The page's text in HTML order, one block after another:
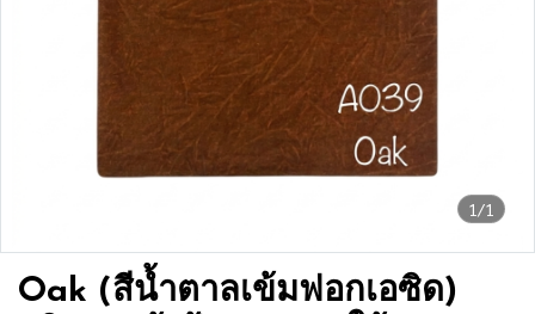
1/1
Oak (สีน้ำตาลเข้มฟอกเอซิด)